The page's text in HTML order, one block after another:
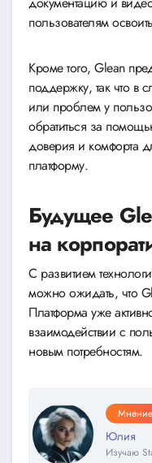
пользователям
Кроме того, Glean
поддержку, так что в
или проблем у
обратиться за
доверия и комфорта
платформу.
Будущее
на
С развитием
можно ожидать, что
Платформа уже
взаимодействии с
новым потребностям.
Мнение
Юлия
Изучаю